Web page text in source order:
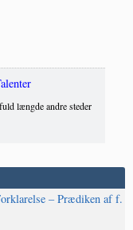
længde andre steder
– Prædiken af f.